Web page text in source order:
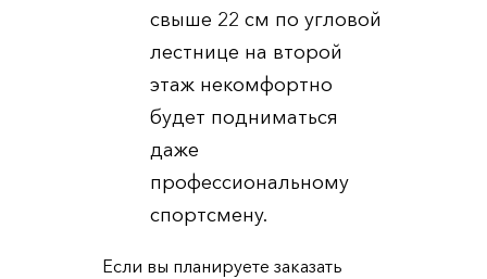
свыше 22 см по угловой
лестнице на второй
этаж некомфортно
будет подниматься
даже
профессиональному
спортсмену.
Если вы планируете заказать